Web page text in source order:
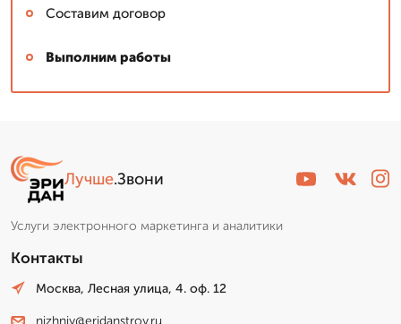
Составим договор
Выполним работы
Лучше.Звони
Услуги электронного маркетинга и аналитики
Контакты
Москва, Лесная улица, 4. оф. 12